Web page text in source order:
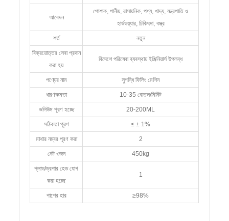
আবেদন
পোশাক, পানীয়, রাসায়নিক, পণ্য, খাদ্য, যন্ত্রপাতি ও
হার্ডওয়্যার, চিকিৎসা, বস্ত্র
শর্ত নতুন
বিক্রয়োত্তর সেবা প্রদান
করা হয়
বিদেশে পরিষেবা ব্যবস্থায় ইঞ্জিনিয়ার্স উপলব্ধ
পণ্যের নাম সুগন্ধি ফিলিং মেশিন
ধারণক্ষমতা 10-35 বোতল/মিনিট
ভলিউম পূরণ হচ্ছে 20-200ML
সঠিকতা পূরণ ≤ ± 1%
মাথার নম্বর পূরণ করা 2
নেট ওজন 450kg
প্লাড/ড্রপার হেড যোগ
করা হচ্ছে
1
পাশের হার ≥98%